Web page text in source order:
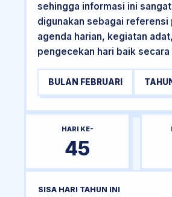
sehingga informasi ini
digunakan sebagai referensi
agenda harian, kegiatan
pengecekan hari baik
BULAN FEBRUARI
HARI KE-
45
SISA HARI TAHUN INI